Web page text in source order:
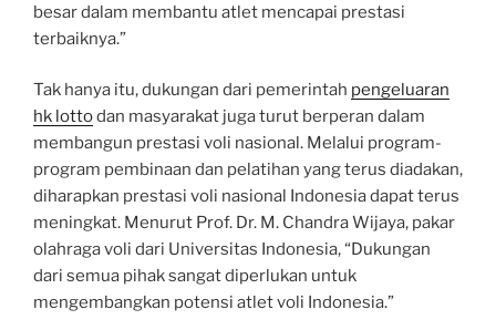
besar dalam membantu atlet mencapai prestasi
terbaiknya.”
Tak hanya itu, dukungan dari pemerintah pengeluaran
hk lottodan masyarakat juga turut berperan dalam
membangun prestasi voli nasional. Melalui program-
program pembinaan dan pelatihan yang terus diadakan,
diharapkan prestasi voli nasional Indonesia dapat terus
meningkat. Menurut Prof. Dr. M. Chandra Wijaya, pakar
olahraga voli dari Universitas Indonesia, “Dukungan
dari semua pihak sangat diperlukan untuk
mengembangkan potensi atlet voli Indonesia.”